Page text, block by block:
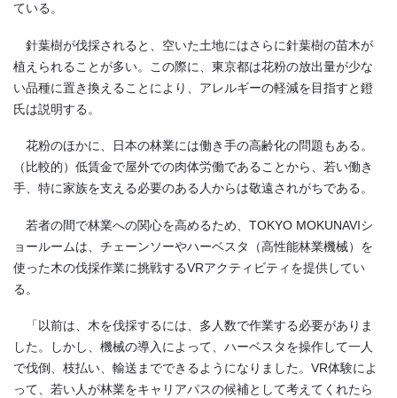
ている。
針葉樹が伐採されると、空いた土地にはさらに針葉樹の苗木が
植えられることが多い。この際に、東京都は花粉の放出量が少な
い品種に置き換えることにより、アレルギーの軽減を目指すと鐙
氏は説明する。
花粉のほかに、日本の林業には働き手の高齢化の問題もある。
（比較的）低賃金で屋外での肉体労働であることから、若い働き
手、特に家族を支える必要のある人からは敬遠されがちである。
若者の間で林業への関心を高めるため、TOKYO MOKUNAVIシ
ョールームは、チェーンソーやハーベスタ（高性能林業機械）を
使った木の伐採作業に挑戦するVRアクティビティを提供してい
る。
「以前は、木を伐採するには、多人数で作業する必要がありま
した。しかし、機械の導入によって、ハーベスタを操作して一人
で伐倒、枝払い、輸送までできるようになりました。VR体験によ
って、若い人が林業をキャリアパスの候補として考えてくれたら